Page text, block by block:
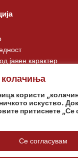
колачиња
користи
искуство.
притиснете „Се
Се согласувам
јавен карактер